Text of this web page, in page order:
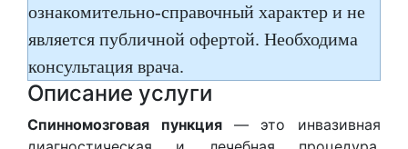
ознакомительно-справочный характер и не
является публичной офертой. Необходима
консультация врача.
Описание услуги
Спинномозговая пункция — это инвазивная